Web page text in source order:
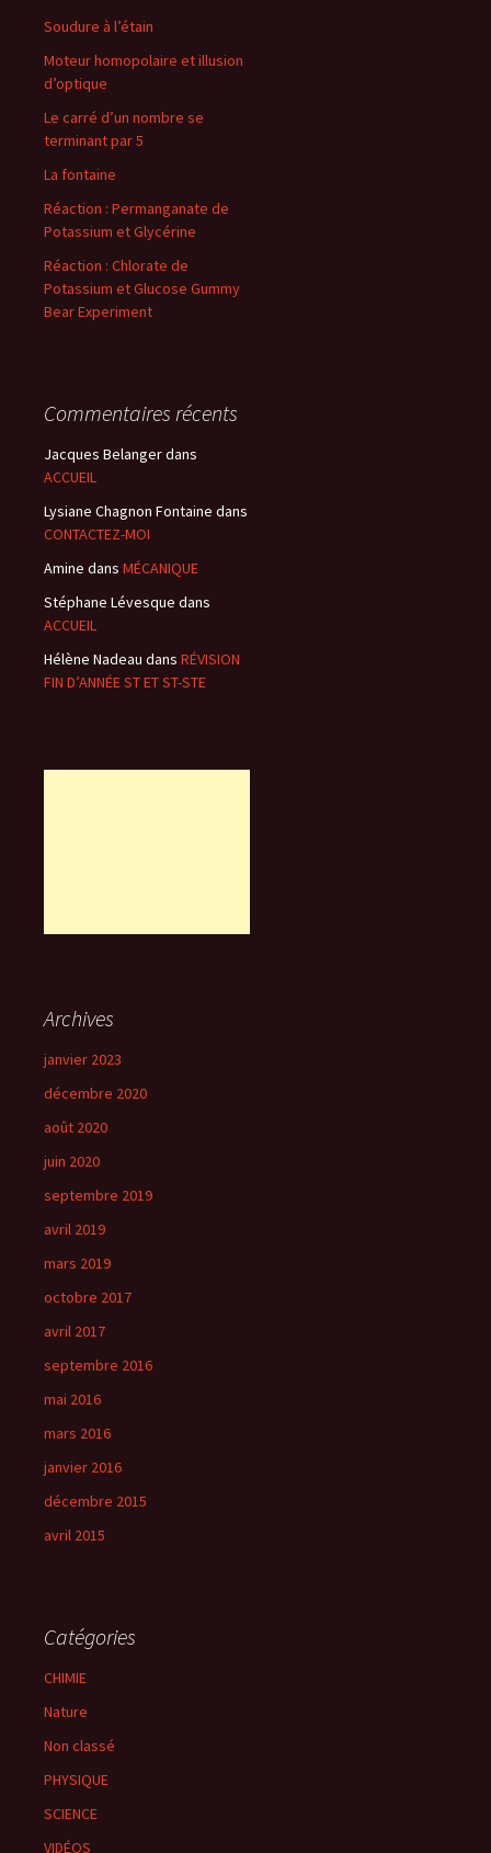
Soudure à l’étain
Moteur homopolaire et illusion
d’optique
Le carré d’un nombre se
terminant par 5
La fontaine
Réaction : Permanganate de
Potassium et Glycérine
Réaction : Chlorate de
Potassium et Glucose Gummy
Bear Experiment
Commentaires récents
Jacques Belangerdans
ACCUEIL
Lysiane Chagnon Fontaine dans
CONTACTEZ-MOI
Amine dans MÉCANIQUE
Stéphane Lévesque dans
ACCUEIL
Hélène Nadeau dans RÉVISION
FIN D’ANNÉE ST ET ST-STE
Archives
janvier 2023
décembre 2020
août 2020
juin 2020
septembre 2019
avril 2019
mars 2019
octobre 2017
avril 2017
septembre 2016
mai 2016
mars 2016
janvier 2016
décembre 2015
avril 2015
Catégories
CHIMIE
Nature
Non classé
PHYSIQUE
SCIENCE
VIDÉOS